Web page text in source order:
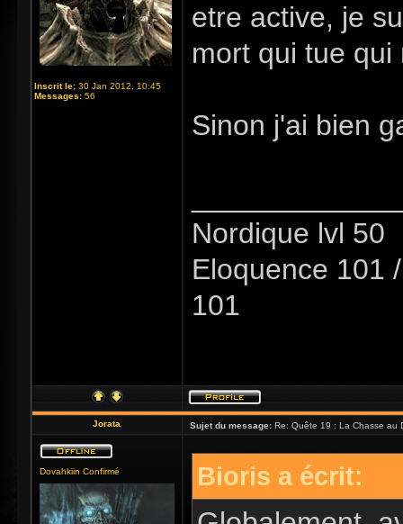
Inscrit le: 30 Jan 2012, 10:45
Messages: 56
etre active, je
mort qui tue
Sinon j'ai bien
Nordique lvl 50
Eloquence 101
101
Jorata Sujet du message: Re: Quête 19 : La Chasse au
Dovahkiin Confirmé Bioris a écrit: